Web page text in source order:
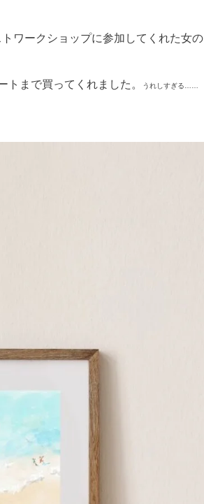
ワークショップに参加してくれた女の
まで買ってくれました。
うれしすぎる……